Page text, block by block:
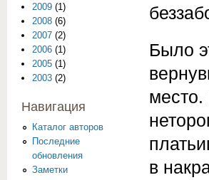
Было
в
2009 (1)
2008 (6)
2007 (2)
2006 (1)
2005 (1)
2003 (2)
Навигация
Каталог авторов
Последние
обновления
Заметки